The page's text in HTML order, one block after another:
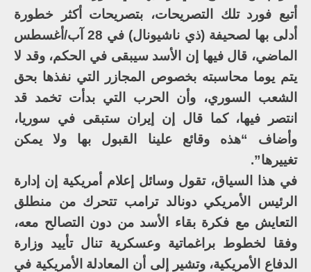
أتبع فورد تلك التصريحات، بتصريحات أكثر خطورة
أدلى بها لصحيفة (ذي ناشيونال) في 28 آب/أغسطس
الماضي، قال فيها إن الأسد سيبقى في الحكم، وقد لا
يتم يوما محاسبته بخصوص المجازر التي نفذها بحق
الشعب السوري، وأن الحرب التي بدأت تخمد قد
انتصر فيها، كما قال إن إيران ستبقى في سوريا،
وأضاف “هذه وقائع علينا القبول بها ولا يمكن
تغييرها”.
في هذا السياق، تقول وسائل إعلام أمريكية إن إدارة
الرئيس الأمريكي دونالد ترامب تتحرك من منطلق
التعايش مع فكرة بقاء الأسد من دون التصالح معه،
وفقا لخطوط براغماتية وعسكرية تنال تأييد وزارة
الدفاع الأمريكية، وتشير إلى أن المعادلة الأمريكية في